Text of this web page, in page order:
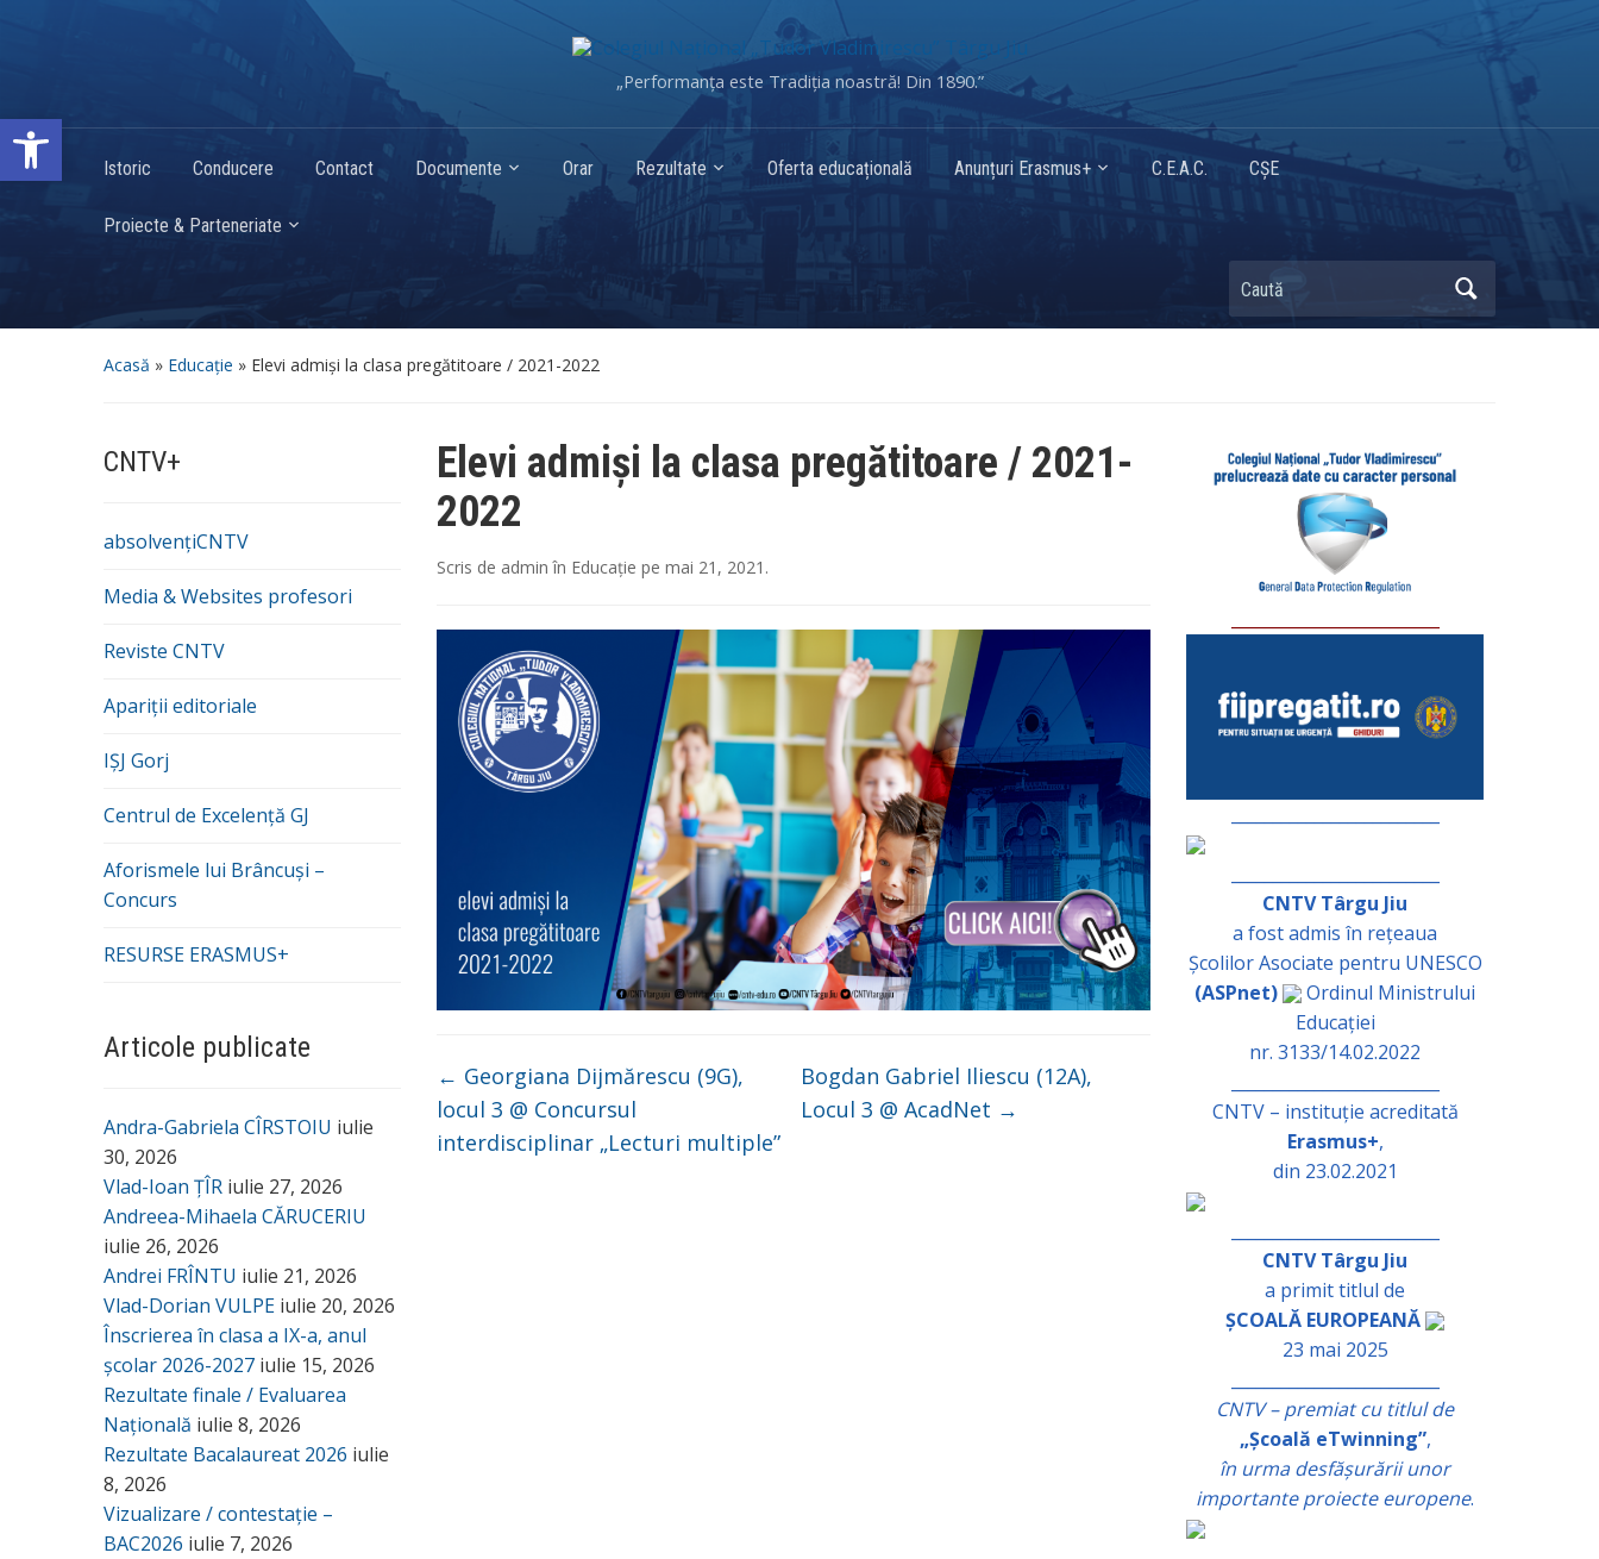
Deschide bara de unelte
„Performanța este Tradiția noastră! Din 1890.”
Istoric Conducere Contact Documente Orar Rezultate Oferta educațională Anunțuri Erasmus+ C.E.A.C. CȘE
Proiecte & Parteneriate
Caută
Acasă » Educație » Elevi admiși la clasa pregătitoare / 2021-2022
CNTV+
absolvențiCNTV
Media & Websites profesori
Reviste CNTV
Apariții editoriale
IȘJ Gorj
Centrul de Excelență GJ
Aforismele lui Brâncuși –
Concurs
RESURSE ERASMUS+
Articole publicate
Andra-Gabriela CÎRSTOIU iulie
30, 2026
Vlad-Ioan ȚÎR iulie 27, 2026
Andreea-Mihaela CĂRUCERIU
iulie 26, 2026
Andrei FRÎNTU iulie 21, 2026
Vlad-Dorian VULPE iulie 20, 2026
Înscrierea în clasa a IX-a, anul
școlar 2026-2027 iulie 15, 2026
Rezultate finale / Evaluarea
Națională iulie 8, 2026
Rezultate Bacalaureat 2026 iulie
8, 2026
Vizualizare / contestație –
BAC2026 iulie 7, 2026
Elevi admiși la clasa pregătitoare / 2021-
2022
Scris de admin în Educație pe mai 21, 2021 .
← Georgiana Dijmărescu (9G),
locul 3 @ Concursul
interdisciplinar „Lecturi multiple”
Bogdan Gabriel Iliescu (12A),
Locul 3 @ AcadNet →
CNTV Târgu Jiu
a fost admis în rețeaua
Școlilor Asociate pentru UNESCO
(ASPnet)
Ordinul Ministrului
Educației
nr. 3133/14.02.2022
CNTV – instituție acreditată
Erasmus+,
din 23.02.2021
CNTV Târgu Jiu
a primit titlul de
ȘCOALĂ EUROPEANĂ
23 mai 2025
CNTV – premiat cu titlul de
„Școală eTwinning”,
în urma desfășurării unor
importante proiecte europene.